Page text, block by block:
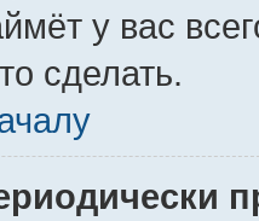
у вас
сделать.